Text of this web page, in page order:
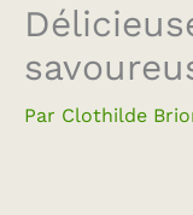
Par Clothilde